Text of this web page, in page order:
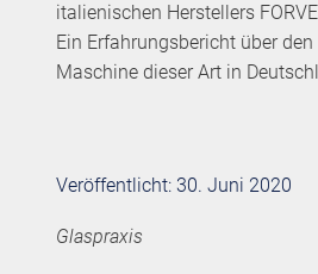
italienischen Herstellers
Ein Erfahrungsbericht über
Maschine dieser Art in
Veröffentlicht: 30. Juni 2020
Glaspraxis